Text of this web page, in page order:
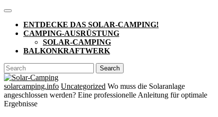
Skip
content
Open
ButtonENTDECKE DAS SOLAR-CAMPING!
CAMPING-AUSRÜSTUNG
SOLAR-CAMPING
BALKONKRAFTWERK
CLOSE
BUTTON
Search
for:
solarcamping.info Uncategorized Wo muss die Solaranlage
angeschlossen werden? Eine professionelle Anleitung für optimale
Ergebnisse